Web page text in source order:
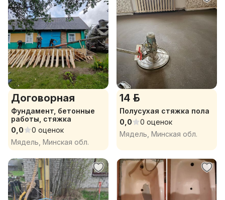
Договорная
Фундамент, бетонные
работы, стяжка
0,0
0 оценок
Мядель, Минская обл.
14 р.
Полусухая стяжка пола
0,0
0 оценок
Мядель, Минская обл.